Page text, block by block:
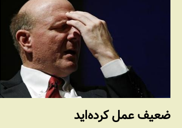
ضعیف عمل کرده‌‏اید